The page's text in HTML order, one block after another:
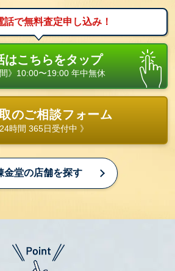
話で無料査定申し込み！
はこちらをタップ
間》10:00〜19:00 年中無休
のご相談フォーム
24時間 365日受付中 》
金堂の店舗を探す